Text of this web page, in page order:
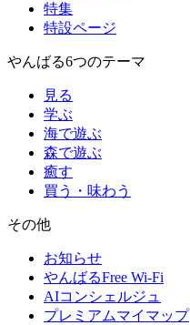
特集
特設ページ
やんばる6つのテーマ
見る
学ぶ
海で遊ぶ
森で遊ぶ
癒す
買う・味わう
その他
お知らせ
やんばるFree Wi-Fi
AIコンシェルジュ
プレミアムマイマップ